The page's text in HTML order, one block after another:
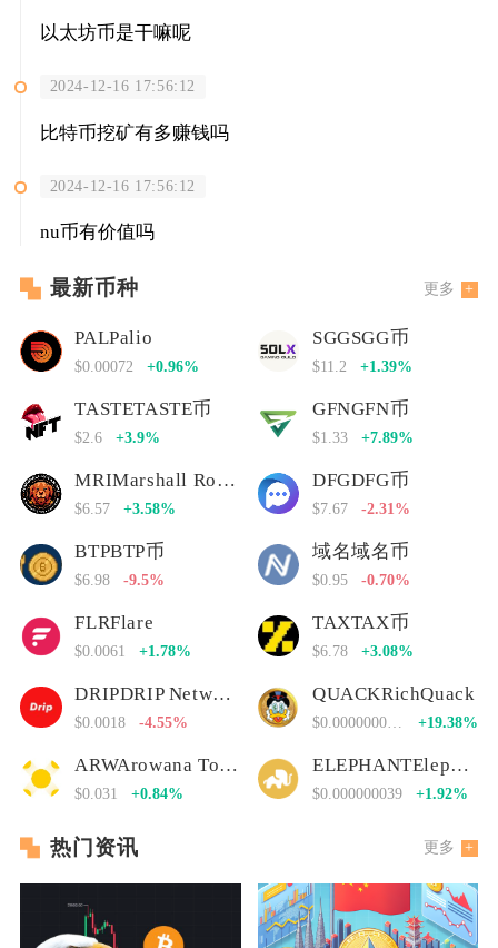
以太坊币是干嘛呢
2024-12-16 17:56:12
比特币挖矿有多赚钱吗
2024-12-16 17:56:12
nu币有价值吗
最新币种 更多
PALPalio
$0.00072 +0.96%
SGGSGG币
$11.2 +1.39%
TASTETASTE币
$2.6 +3.9%
GFNGFN币
$1.33 +7.89%
MRIMarshall Rogan Inu
$6.57 +3.58%
DFGDFG币
$7.67 -2.31%
BTPBTP币
$6.98 -9.5%
域名域名币
$0.95 -0.70%
FLRFlare
$0.0061 +1.78%
TAXTAX币
$6.78 +3.08%
DRIPDRIP Network
$0.0018 -4.55%
QUACKRichQuack
+19.38%
ARWArowana Token
$0.031 +0.84%
ELEPHANTElephant Money
$0.000000039 +1.92%
热门资讯 更多